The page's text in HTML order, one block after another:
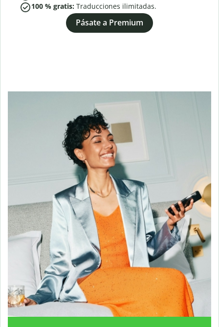
100 % gratis: Traducciones ilimitadas.
Pásate a Premium